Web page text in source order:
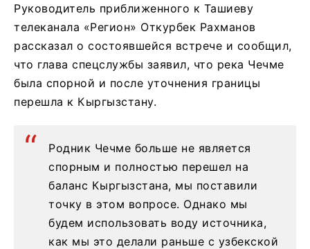
Руководитель приближенного к Ташиеву
телеканала «Регион» Откурбек Рахманов
рассказал о состоявшейся встрече и сообщил,
что глава спецслужбы заявил, что река Чечме
была спорной и после уточнения границы
перешла к Кыргызстану.
Родник Чечме больше не является
спорным и полностью перешел на
баланс Кыргызстана, мы поставили
точку в этом вопросе. Однако мы
будем использовать воду источника,
как мы это делали раньше с узбекской